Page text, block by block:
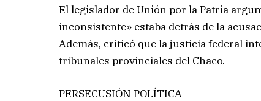
El legislador de Unión por la Patria
inconsistente» estaba detrás de la
Además, criticó que la justicia federal
tribunales provinciales del Chaco.
PERSECUSIÓN POLÍTICA